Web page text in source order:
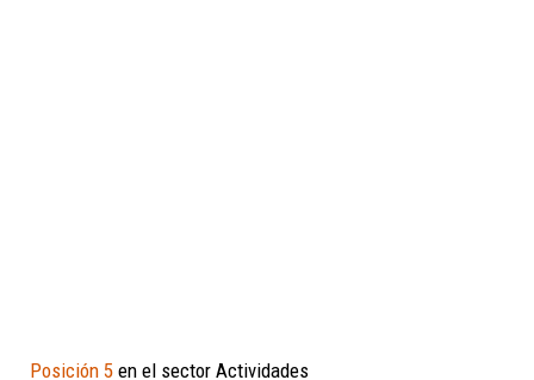
Posición 5 en el sector Actividades